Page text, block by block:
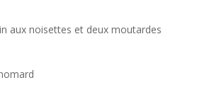
aux noisettes et deux moutardes